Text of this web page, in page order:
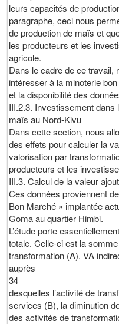
leurs capacités de
paragraphe, ceci nous
de production de maïs et
les producteurs et les
agricole.
Dans le cadre de ce travail,
intéresser à la minoterie
et la disponibilité des
III.2.3. Investissement dans
maïs au Nord-Kivu
Dans cette section, nous
des effets pour calculer la
valorisation par
producteurs et les
III.3. Calcul de la valeur
Ces données proviennent
Bon Marché » implantée
Goma au quartier Himbi.
L’étude porte
totale. Celle-ci est la
transformation (A). VA
auprès
34
desquelles l’activité de
services (B), la diminution
des activités de